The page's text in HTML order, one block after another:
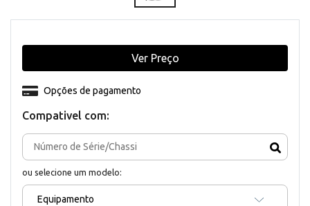
Compativel com:
ou selecione um modelo:
Equipamento
Opções de pagamento
Ver Preço